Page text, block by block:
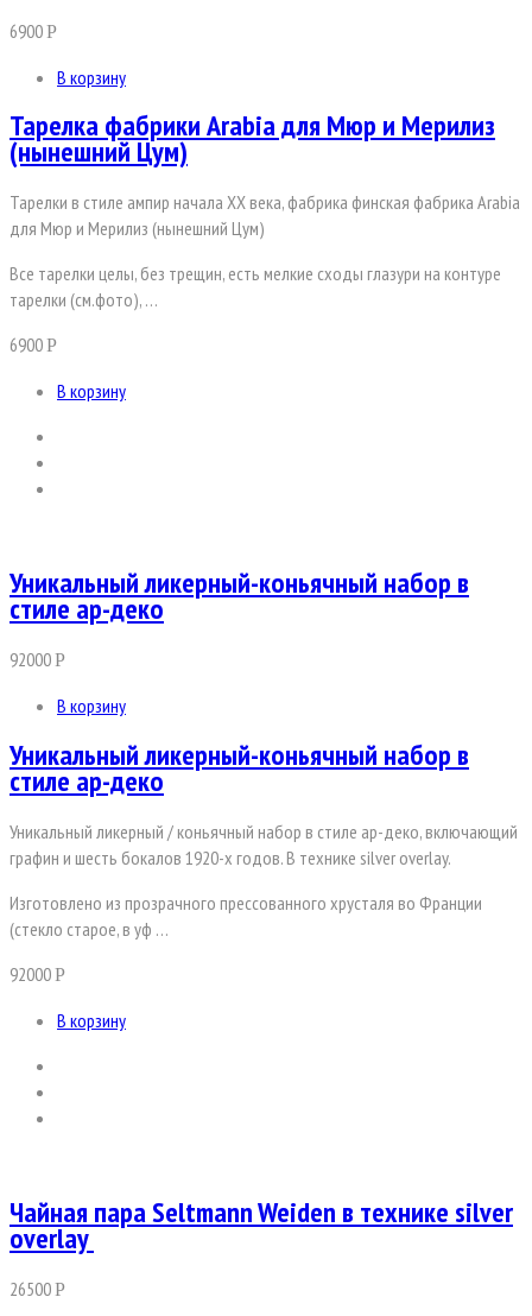
6900Р
В корзину
Тарелка фабрики Arabia для Мюр и Мерилиз
(нынешний Цум)
Тарелки в стиле ампир начала ХХ века, фабрика финская фабрика Arabia
для Мюр и Мерилиз (нынешний Цум)
Все тарелки целы, без трещин, есть мелкие сходы глазури на контуре
тарелки (см.фото), …
6900Р
В корзину
Уникальный ликерный-коньячный набор в
стиле ар-деко
92000Р
В корзину
Уникальный ликерный-коньячный набор в
стиле ар-деко
Уникальный ликерный / коньячный набор в стиле ар-деко, включающий
графин и шесть бокалов 1920-х годов. В технике silver overlay.
Изготовлено из прозрачного прессованного хрусталя во Франции
(стекло старое, в уф …
92000Р
В корзину
Чайная пара Seltmann Weiden в технике silver
overlay
26500Р